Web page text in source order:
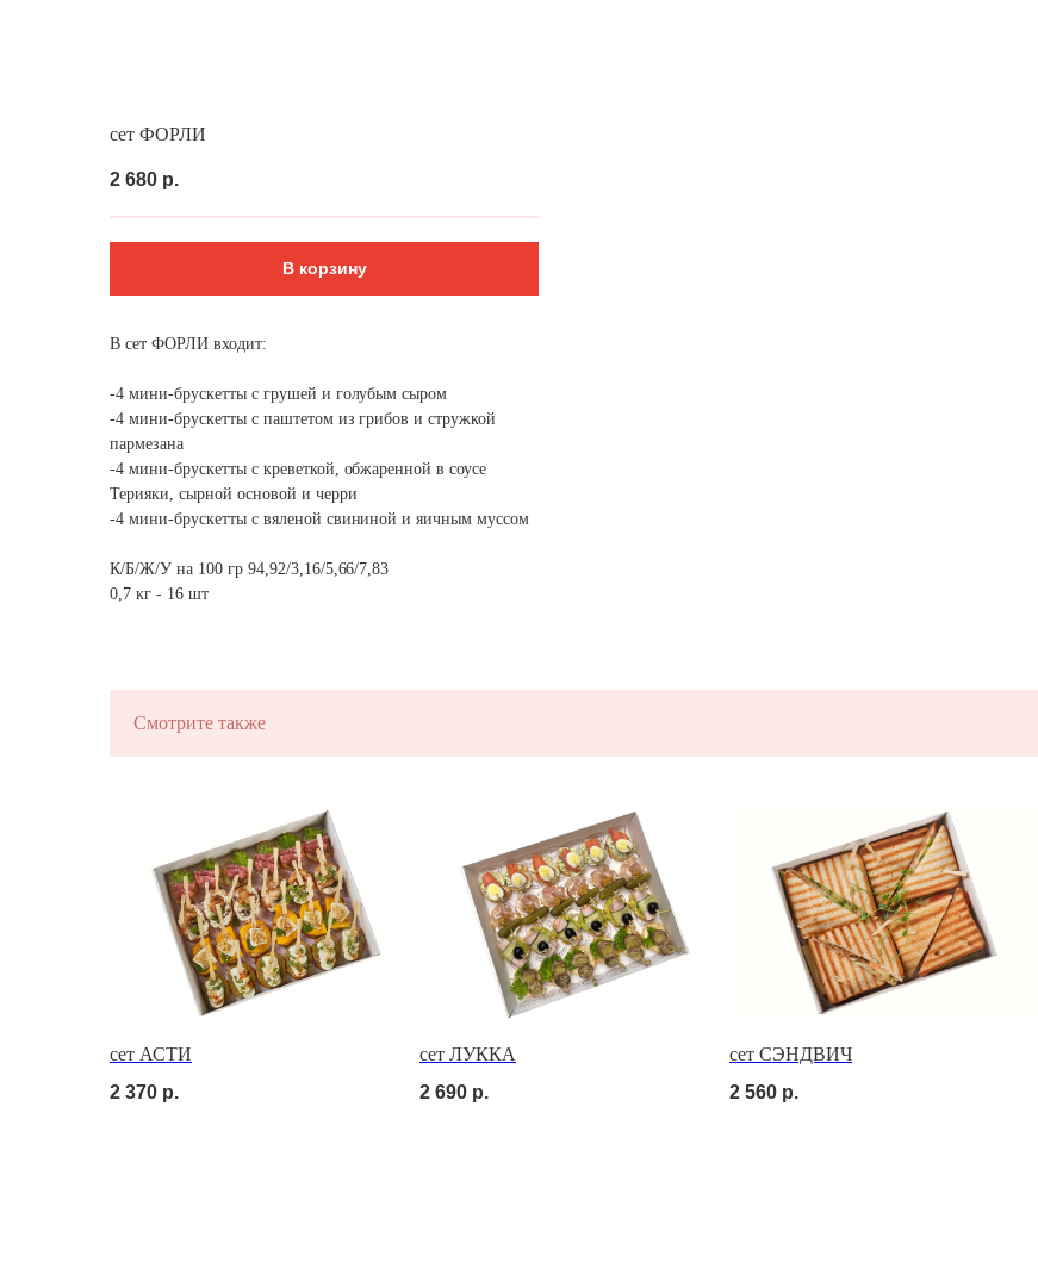
ЗАКУСКИ ДЛЯ
на ваше мероприятие за 2 часа
сет ФОРЛИ
2 680 р.
В корзину
В сет ФОРЛИ входит:
-4 мини-брускетты с грушей и голубым сыром
-4 мини-брускетты с паштетом из грибов и стружкой
пармезана
-4 мини-брускетты с креветкой, обжаренной в соусе
Терияки, сырной основой и черри
-4 мини-брускетты с вяленой свининой и яичным муссом
К/Б/Ж/У на 100 гр 94,92/3,16/5,66/7,83
0,7 кг - 16 шт
Смотрите также
сет АСТИ
2 370 р.
сет ЛУККА
2 690 р.
сет СЭНДВИЧ
2 560 р.